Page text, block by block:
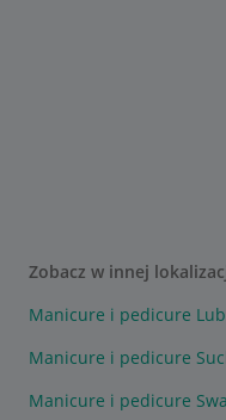
Zobacz w innej
Manicure i pedicure
Manicure i pedicure
Manicure i pedicure